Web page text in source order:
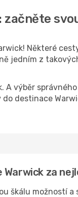
Některé
jedním z
A výběr
destinace
za
škálu možností